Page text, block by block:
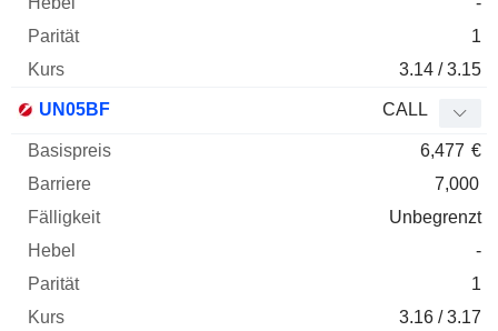
1
3.14 / 3.15
UN05BF CALL
6,477 €
7,000
Unbegrenzt
-
1
3.16 / 3.17